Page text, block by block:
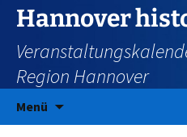
Zum
Inhalt
springen
Hannover
Region Hannover
Menü